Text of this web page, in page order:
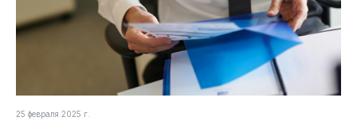
25 февраля 2025 г.